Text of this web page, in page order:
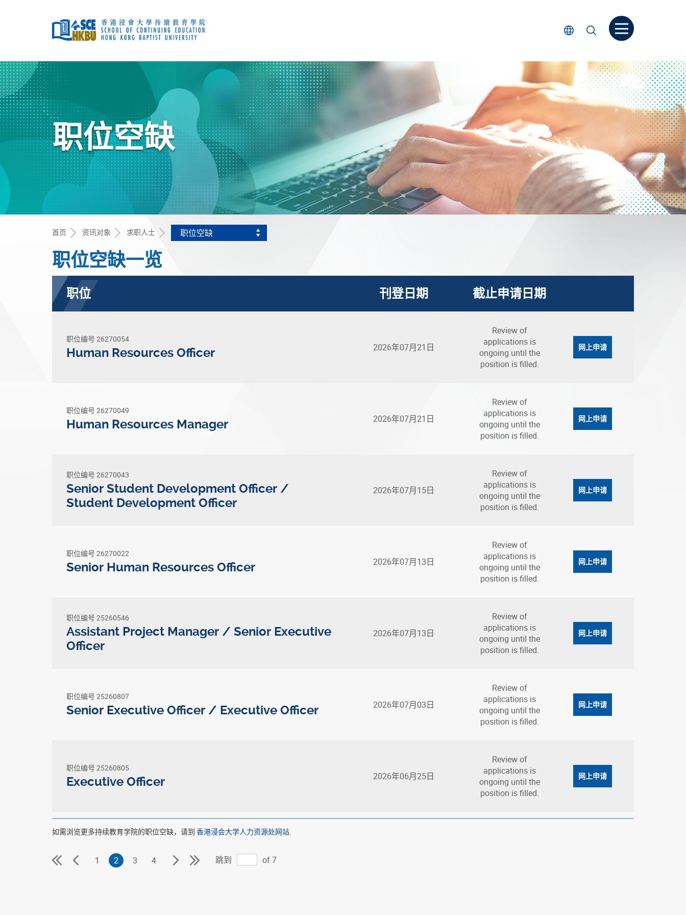
选择语言
搜索 打开菜单
开
始
主
要
内
容
职位空缺
首页 资讯对象 求职人士 职位空缺
职位空缺一览
职位 刊登日期 截止申请日期
职位编号 26270054
Human Resources Officer 2026年07月21日
Review of
applications is
ongoing until the
position is filled.
网上申请
职位编号 26270049
Human Resources Manager 2026年07月21日
Review of
applications is
ongoing until the
position is filled.
网上申请
职位编号 26270043
Senior Student Development Officer /
Student Development Officer
2026年07月15日
Review of
applications is
ongoing until the
position is filled.
网上申请
职位编号 26270022
Senior Human Resources Officer 2026年07月13日
Review of
applications is
ongoing until the
position is filled.
网上申请
职位编号 25260546
Assistant Project Manager / Senior Executive
Officer
2026年07月13日
Review of
applications is
ongoing until the
position is filled.
网上申请
职位编号 25260807
Senior Executive Officer / Executive Officer 2026年07月03日
Review of
applications is
ongoing until the
position is filled.
网上申请
职位编号 25260805
Executive Officer 2026年06月25日
Review of
applications is
ongoing until the
position is filled.
网上申请
如需浏览更多持续教育学院的职位空缺，请到 香港浸会大学人力资源处网站.
首
上
1 2 3 4
下
尾
跳到 of 7